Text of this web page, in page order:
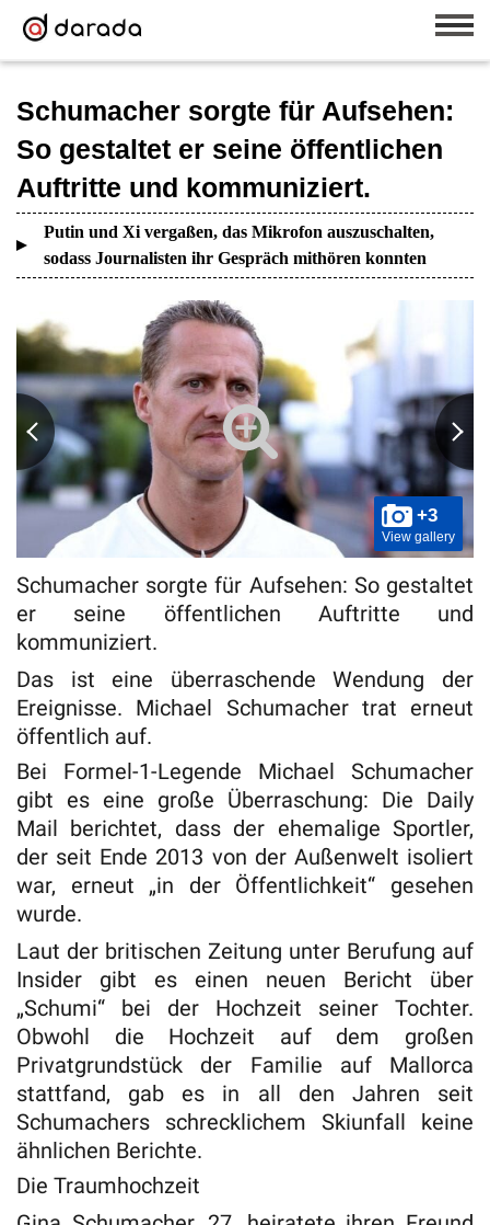
Schumacher sorgte für Aufsehen:
So gestaltet er seine öffentlichen
Auftritte und kommuniziert.
Putin und Xi vergaßen, das Mikrofon auszuschalten,
sodass Journalisten ihr Gespräch mithören konnten
+3
View gallery
Schumacher sorgte für Aufsehen: So gestaltet
er seine öffentlichen Auftritte und
kommuniziert.
Das ist eine überraschende Wendung der
Ereignisse. Michael Schumacher trat erneut
öffentlich auf.
Bei Formel-1-Legende Michael Schumacher
gibt es eine große Überraschung: Die Daily
Mail berichtet, dass der ehemalige Sportler,
der seit Ende 2013 von der Außenwelt isoliert
war, erneut „in der Öffentlichkeit“ gesehen
wurde.
Laut der britischen Zeitung unter Berufung auf
Insider gibt es einen neuen Bericht über
„Schumi“ bei der Hochzeit seiner Tochter.
Obwohl die Hochzeit auf dem großen
Privatgrundstück der Familie auf Mallorca
stattfand, gab es in all den Jahren seit
Schumachers schrecklichem Skiunfall keine
ähnlichen Berichte.
Die Traumhochzeit